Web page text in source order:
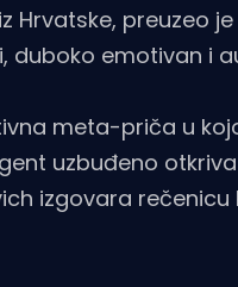
Hrvatske, preuzeo
duboko emotivan i
meta-priča u
uzbuđeno
izgovara